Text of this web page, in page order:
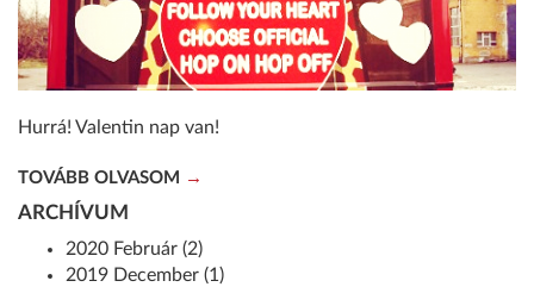
Hurrá! Valentin nap van!
TOVÁBB OLVASOM
ARCHÍVUM
2020 Február (2)
2019 December (1)